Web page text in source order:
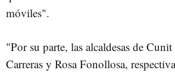
móviles".
"Por su parte, las alcaldesas de
Carreras y Rosa Fonollosa,